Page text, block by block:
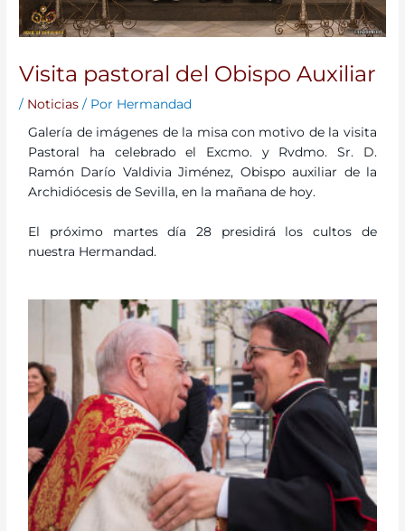
Visita pastoral del Obispo Auxiliar
/ Noticias / Por Hermandad
Galería de imágenes de la misa con motivo de la visita
Pastoral ha celebrado el Excmo. y Rvdmo. Sr. D.
Ramón Darío Valdivia Jiménez, Obispo auxiliar de la
Archidiócesis de Sevilla, en la mañana de hoy.
El próximo martes día 28 presidirá los cultos de
nuestra Hermandad.